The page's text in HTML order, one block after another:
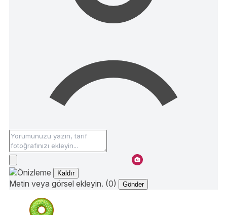
Kaldır
Metin veya görsel ekleyin. (0) Gönder